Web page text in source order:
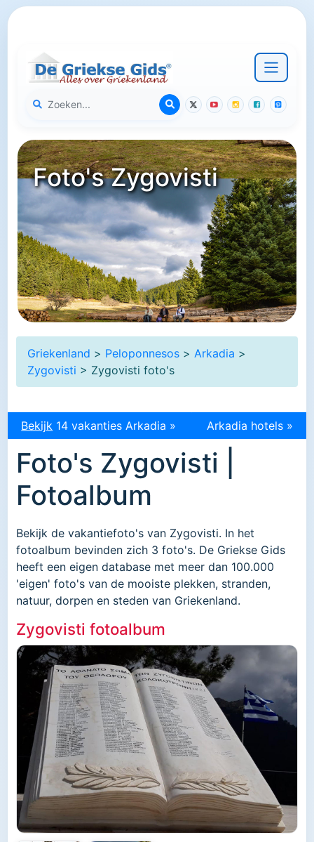
Foto's Zygovisti
Griekenland > Peloponnesos > Arkadia >
Zygovisti > Zygovisti foto's
Bekijk 14 vakanties Arkadia » Arkadia hotels »
Foto's Zygovisti |
Fotoalbum
Bekijk de vakantiefoto's van Zygovisti. In het
fotoalbum bevinden zich 3 foto's. De Griekse Gids
heeft een eigen database met meer dan 100.000
'eigen' foto's van de mooiste plekken, stranden,
natuur, dorpen en steden van Griekenland.
Zygovisti fotoalbum